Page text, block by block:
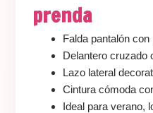
prenda
Falda pantalón
Delantero cruzado
Lazo lateral
Cintura cómoda
Ideal para verano,